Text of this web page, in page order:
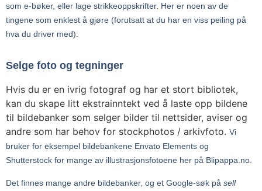
som e-bøker, eller lage strikkeoppskrifter. Her er noen av de
tingene som enklest å gjøre (forutsatt at du har en viss peiling på
hva du driver med):
Selge foto og tegninger
Hvis du er en ivrig fotograf og har et stort bibliotek,
kan du skape litt ekstrainntekt ved å laste opp bildene
til bildebanker som selger bilder til nettsider, aviser og
andre som har behov for stockphotos / arkivfoto. Vi
bruker for eksempel bildebankene Envato Elements og
Shutterstock for mange av illustrasjonsfotoene her på Blipappa.no.
Det finnes mange andre bildebanker, og et Google-søk på sell